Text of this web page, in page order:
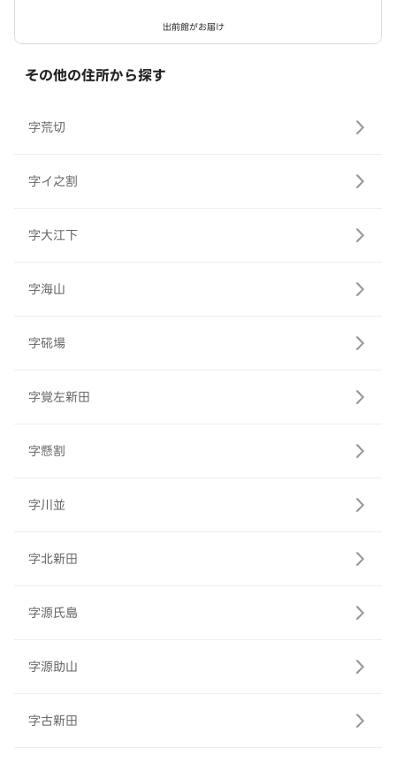
出前館がお届け
その他の住所から探す
字荒切
字イ之割
字大江下
字海山
字硴場
字覚左新田
字懸割
字川並
字北新田
字源氏島
字源助山
字古新田